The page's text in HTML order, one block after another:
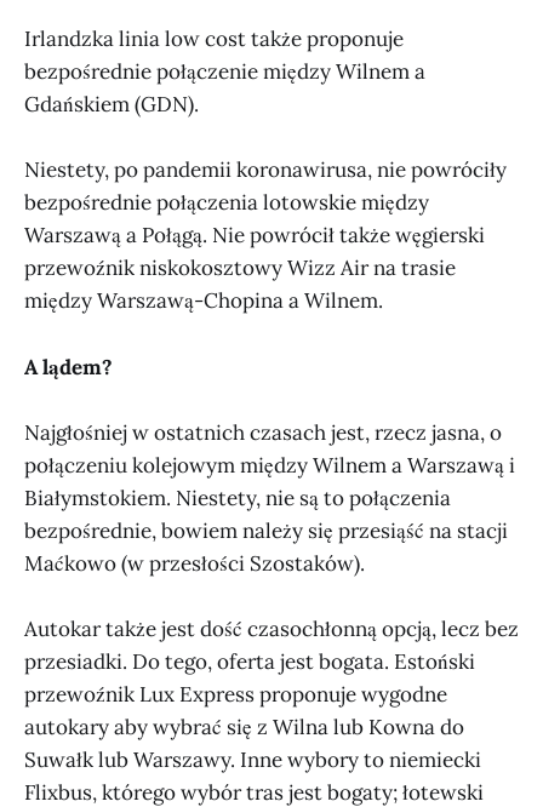
Irlandzka linia low cost także proponuje
bezpośrednie połączenie między Wilnem a
Gdańskiem (GDN).
Niestety, po pandemii koronawirusa, nie powróciły
bezpośrednie połączenia lotowskie między
Warszawą a Połągą. Nie powrócił także węgierski
przewoźnik niskokosztowy Wizz Air na trasie
między Warszawą-Chopina a Wilnem.
A lądem?
Najgłośniej w ostatnich czasach jest, rzecz jasna, o
połączeniu kolejowym między Wilnem a Warszawą i
Białymstokiem. Niestety, nie są to połączenia
bezpośrednie, bowiem należy się przesiąść na stacji
Maćkowo (w przesłości Szostaków).
Autokar także jest dość czasochłonną opcją, lecz bez
przesiadki. Do tego, oferta jest bogata. Estoński
przewoźnik Lux Express proponuje wygodne
autokary aby wybrać się z Wilna lub Kowna do
Suwałk lub Warszawy. Inne wybory to niemiecki
Flixbus, którego wybór tras jest bogaty; łotewski